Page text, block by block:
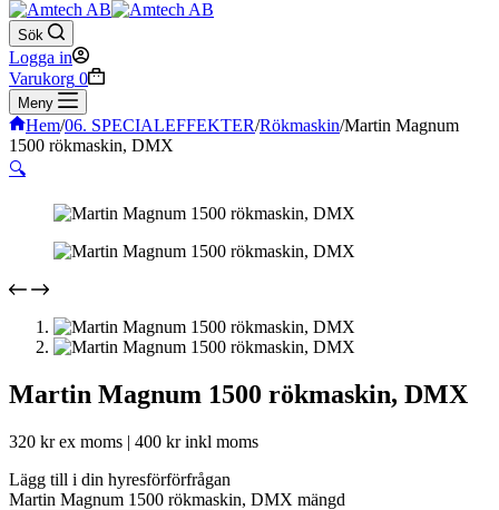
Sök
Logga in
Varukorg 0
Meny
Hem/06. SPECIALEFFEKTER/Rökmaskin/Martin Magnum
1500 rökmaskin, DMX
🔍
Martin Magnum 1500 rökmaskin, DMX
320 krex moms | 400 krinkl moms
Lägg till i din hyresförförfrågan
Martin Magnum 1500 rökmaskin, DMX mängd